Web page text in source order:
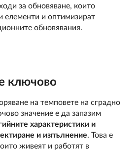
за обновяване, които
елементи и оптимизират
обновявания.
ключово
на темповете на сградно
значение е да запазим
характеристики и
и изпълнение. Това е
живеят и работят в